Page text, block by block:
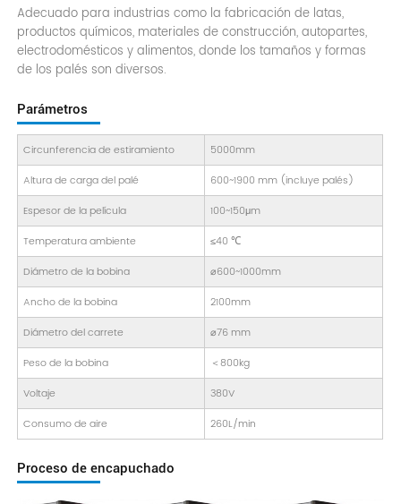
Adecuado para industrias como la fabricación de latas,
productos químicos, materiales de construcción, autopartes,
electrodomésticos y alimentos, donde los tamaños y formas
de los palés son diversos.
Parámetros
Circunferencia de estiramiento
5000mm
Altura de carga del palé
600~1900 mm (incluye palés)
Espesor de la película
100~150μm
Temperatura ambiente
≤40 ℃
Diámetro de la bobina
⌀600~1000mm
Ancho de la bobina
2100mm
Diámetro del carrete
⌀76 mm
Peso de la bobina
＜800kg
Voltaje
380V
Consumo de aire
260L/min
Proceso de encapuchado